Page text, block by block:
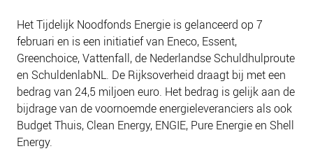
Het Tijdelijk Noodfonds Energie is gelanceerd op 7
februari en is een initiatief van Eneco, Essent,
Greenchoice, Vattenfall, de Nederlandse Schuldhulproute
en SchuldenlabNL. De Rijksoverheid draagt bij met een
bedrag van 24,5 miljoen euro. Het bedrag is gelijk aan de
bijdrage van de voornoemde energieleveranciers als ook
Budget Thuis, Clean Energy, ENGIE, Pure Energie en Shell
Energy.